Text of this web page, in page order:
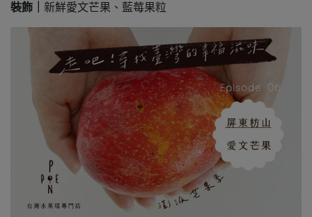
裝飾｜ 新鮮愛文芒果、藍莓果粒